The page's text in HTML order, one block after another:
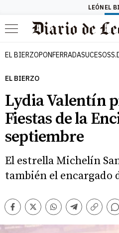
LEÓN EL
Menú
EL BIERZOPONFERRADASUCESOS
EL BIERZO
Lydia Valentín
Fiestas de la
septiembre
El estrella Michelín
también el encargado
Facebook
TwitterWhatsappTelegram
Copiar
Comentarios